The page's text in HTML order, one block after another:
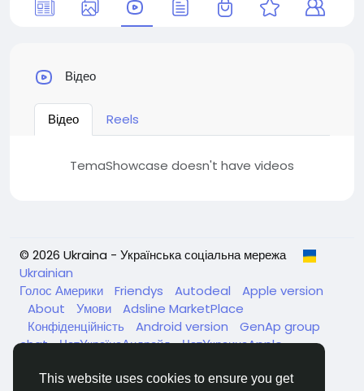
This website uses cookies to ensure you get
Відео
Відео Reels
TemaShowcase doesn't have videos
© 2026 Ukraina - Українська соціальна мережа
Ukrainian
Голос Америки
Friendys Autodeal
Apple version
About
Умови
Adsline MarketPlace
Конфіденційність
Android version
GenAp group
chat ЧатУкраїнаАндройд ЧатУкраинаApple
Україні Каталог